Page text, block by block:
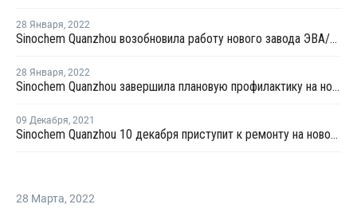
28 Января, 2022
Sinochem Quanzhou возобновила работу нового завода ЭВА/ПВД в Китае после ремонта
28 Января, 2022
Sinochem Quanzhou завершила плановую профилактику на новом заводе ПНД в провинции Фуцзянь
09 Декабря, 2021
Sinochem Quanzhou 10 декабря приступит к ремонту на новом заводе ЭВА/ПВД в Китае
28 Марта, 2022